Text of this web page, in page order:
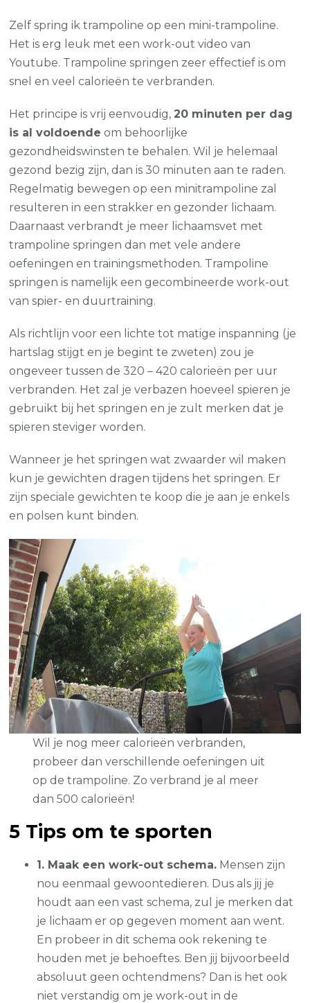
springen
en
vetverbranding
Zelf spring ik trampoline op een mini-trampoline.
Het is erg leuk met een work-out video van
Youtube. Trampoline springen zeer effectief is om
snel en veel calorieën te verbranden.
Het principe is vrij eenvoudig, 20 minuten per dag
is al voldoende om behoorlijke
gezondheidswinsten te behalen. Wil je helemaal
gezond bezig zijn, dan is 30 minuten aan te raden.
Regelmatig bewegen op een minitrampoline zal
resulteren in een strakker en gezonder lichaam.
Daarnaast verbrandt je meer lichaamsvet met
trampoline springen dan met vele andere
oefeningen en trainingsmethoden. Trampoline
springen is namelijk een gecombineerde work-out
van spier- en duurtraining.
Als richtlijn voor een lichte tot matige inspanning (je
hartslag stijgt en je begint te zweten) zou je
ongeveer tussen de 320 – 420 calorieën per uur
verbranden. Het zal je verbazen hoeveel spieren je
gebruikt bij het springen en je zult merken dat je
spieren steviger worden.
Wanneer je het springen wat zwaarder wil maken
kun je gewichten dragen tijdens het springen. Er
zijn speciale gewichten te koop die je aan je enkels
en polsen kunt binden.
Wil je nog meer calorieën verbranden,
probeer dan verschillende oefeningen uit
op de trampoline. Zo verbrand je al meer
dan 500 calorieën!
5 Tips om te sporten
1. Maak een work-out schema. Mensen zijn
nou eenmaal gewoontedieren. Dus als jij je
houdt aan een vast schema, zul je merken dat
je lichaam er op gegeven moment aan went.
En probeer in dit schema ook rekening te
houden met je behoeftes. Ben jij bijvoorbeeld
absoluut geen ochtendmens? Dan is het ook
niet verstandig om je work-out in de